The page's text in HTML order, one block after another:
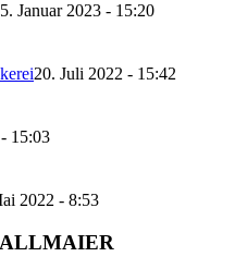
Januar 2023 - 15:20
20. Juli 2022 - 15:42
15:03
2022 - 8:53